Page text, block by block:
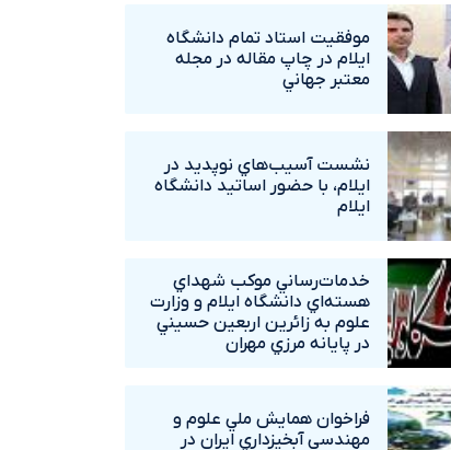
موفقيت استاد تمام دانشگاه
ايلام در چاپ مقاله در مجله
معتبر جهاني
نشست آسيب‌هاي نوپديد در
ايلام، با حضور اساتيد دانشگاه
ايلام
خدمات‌رساني موکب شهداي
هسته‌اي دانشگاه ايلام و وزارت
علوم به زائرين اربعين حسيني
در پايانه مرزي مهران
فراخوان همايش ملي علوم و
مهندسي آبخيزداري ايران در